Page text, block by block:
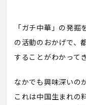
「ガチ中華」の発
の活動のおかげで、
することがわかって
なかでも興味深いの
これは中国生まれの